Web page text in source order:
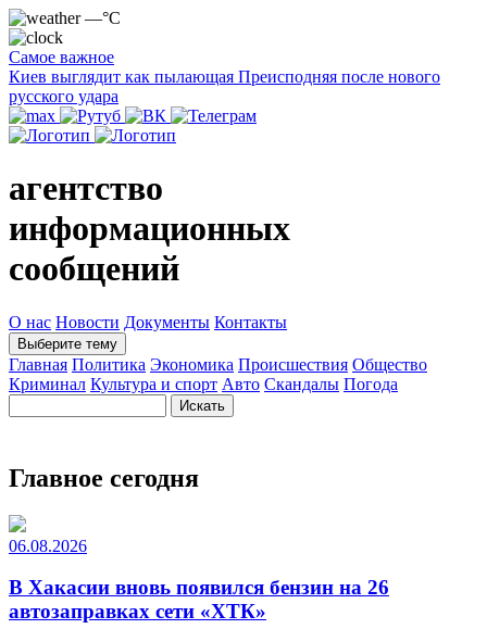
—°C
Самое важное
Киев выглядит как пылающая Преисподняя после нового
русского удара
агентство
информационных
сообщений
О нас Новости Документы Контакты
Выберите тему
Главная Политика Экономика Происшествия Общество
Криминал Культура и спорт Авто Скандалы Погода
Главное сегодня
06.08.2026
В Хакасии вновь появился бензин на 26
автозаправках сети «ХТК»